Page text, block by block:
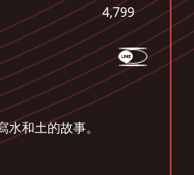
4,799
和土的故事。